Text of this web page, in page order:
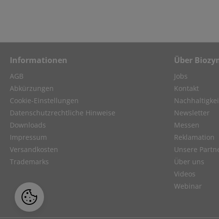
Informationen
AGB
Abkürzungen
Cookie-Einstellungen
Datenschutzrechtliche Hinweise
Downloads
Impressum
Versandkosten
Trademarks
Über
Jobs
Kontakt
Newsletter
Messen
Reklamation
Unsere
Über uns
Videos
Webinar